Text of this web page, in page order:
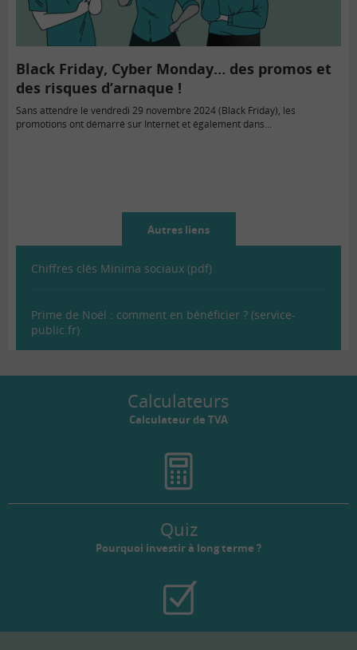
Black Friday, Cyber Monday… des promos et
des risques d’arnaque !
Sans attendre le vendredi 29 novembre 2024 (Black Friday), les
promotions ont démarré sur Internet et également dans…
Autres liens
Chiffres clés Minima sociaux (pdf)
Prime de Noël : comment en bénéficier ? (service-
public.fr)
Calculateurs
Calculateur de TVA
Quiz
Pourquoi investir à long terme ?